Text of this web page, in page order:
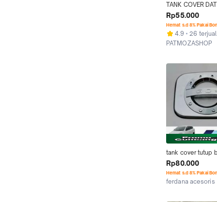
TANK COVER
EXCLUSIVE
BENSIN
Rp55.000
Hemat s.d 8% Pakai
4.9
26 terjual
PATMOZASHOP
tank cover tutup
Datsun go
Rp80.000
Hemat s.d 8% Pakai
ferdana acesoris